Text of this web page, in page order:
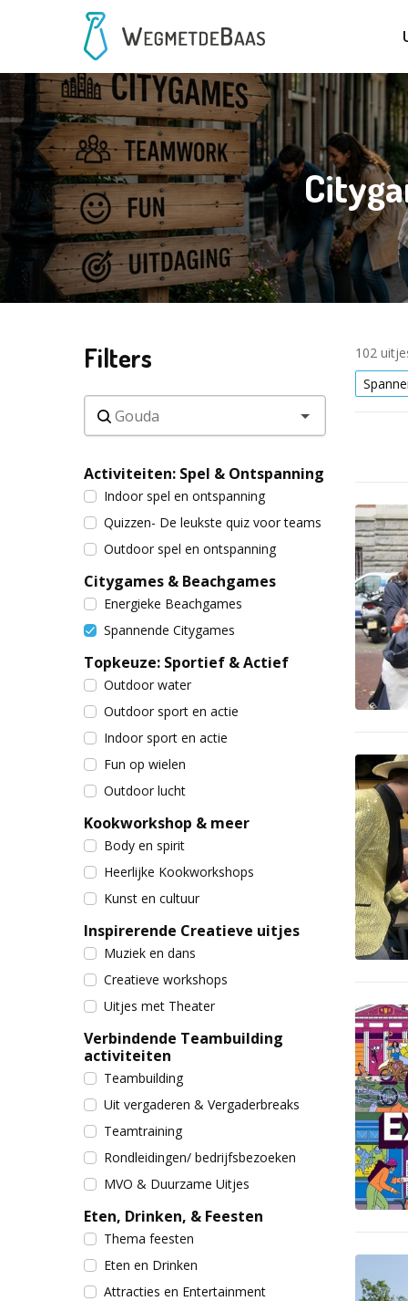
Filters
Activiteiten: Spel & Ontspanning
Indoor spel en ontspanning
Quizzen- De leukste quiz voor teams
Outdoor spel en ontspanning
Citygames & Beachgames
Energieke Beachgames
Spannende Citygames
Topkeuze: Sportief & Actief
Outdoor water
Outdoor sport en actie
Indoor sport en actie
Fun op wielen
Outdoor lucht
Kookworkshop & meer
Body en spirit
Heerlijke Kookworkshops
Kunst en cultuur
Inspirerende Creatieve uitjes
Muziek en dans
Creatieve workshops
Uitjes met Theater
Verbindende Teambuilding
activiteiten
Teambuilding
Uit vergaderen & Vergaderbreaks
Teamtraining
Rondleidingen/ bedrijfsbezoeken
MVO & Duurzame Uitjes
Eten, Drinken, & Feesten
Thema feesten
Eten en Drinken
Attracties en Entertainment
102